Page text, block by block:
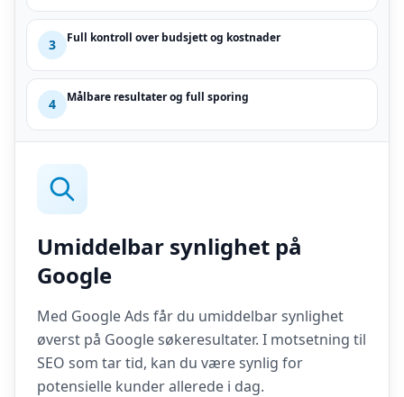
3 Full kontroll over budsjett og kostnader
4 Målbare resultater og full sporing
Umiddelbar synlighet på
Google
Med Google Ads får du umiddelbar synlighet
øverst på Google søkeresultater. I motsetning til
SEO som tar tid, kan du være synlig for
potensielle kunder allerede i dag.